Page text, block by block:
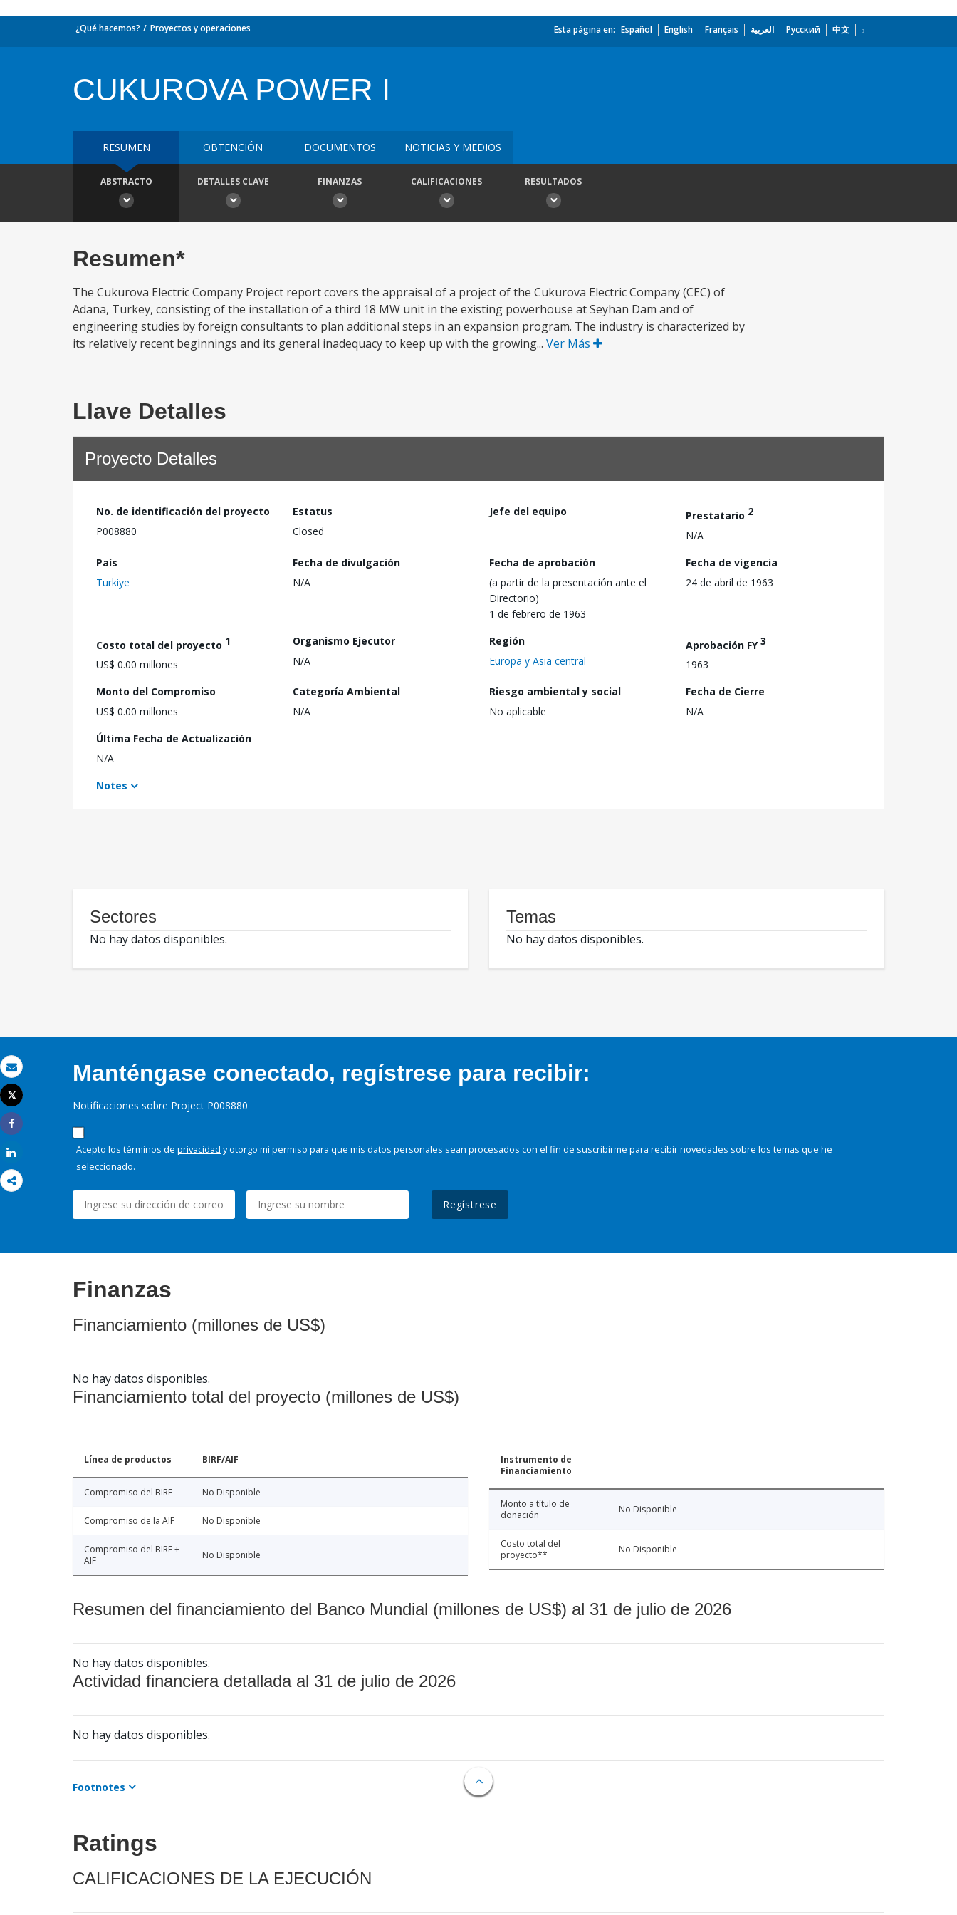
Correo electrónico
Imprimir
Tweet
Share
¿Qué hacemos? Proyectos y operaciones Esta página en: Español English Français العربية Русский 中文
CUKUROVA POWER I
RESUMEN OBTENCIÓN DOCUMENTOS NOTICIAS Y MEDIOS
ABSTRACTO DETALLES CLAVE FINANZAS CALIFICACIONES RESULTADOS
Resumen*
The Cukurova Electric Company Project report covers the appraisal of a project of the Cukurova Electric Company (CEC) of
Adana, Turkey, consisting of the installation of a third 18 MW unit in the existing powerhouse at Seyhan Dam and of
engineering studies by foreign consultants to plan additional steps in an expansion program. The industry is characterized by
its relatively recent beginnings and its general inadequacy to keep up with the growing... Ver Más
Llave Detalles
Proyecto Detalles
No. de identificación del proyecto
P008880
Estatus
Closed
Jefe del equipo Prestatario 2
N/A
País
Turkiye
Fecha de divulgación
N/A
Fecha de aprobación
(a partir de la presentación ante el
Directorio)
1 de febrero de 1963
Fecha de vigencia
24 de abril de 1963
Costo total del proyecto 1
US$ 0.00 millones
Organismo Ejecutor
N/A
Región
Europa y Asia central
Aprobación FY3
1963
Monto del Compromiso
US$ 0.00 millones
Categoría Ambiental
N/A
Riesgo ambiental y social
No aplicable
Fecha de Cierre
N/A
Última Fecha de Actualización
N/A
Notes
Sectores
No hay datos disponibles.
Temas
No hay datos disponibles.
Manténgase conectado, regístrese para recibir:
Notificaciones sobre Project P008880
Acepto los términos de privacidad y otorgo mi permiso para que mis datos personales sean procesados con el fin de suscribirme para recibir novedades sobre los temas que he
seleccionado.
Regístrese
Finanzas
Financiamiento (millones de US$)
No hay datos disponibles.
Financiamiento total del proyecto (millones de US$)
Línea de productos BIRF/AIF
Compromiso del BIRF No Disponible
Compromiso de la AIF No Disponible
Compromiso del BIRF +
AIF
No Disponible
Instrumento de
Financiamiento
Monto a título de
donación
No Disponible
Costo total del
proyecto**
No Disponible
Resumen del financiamiento del Banco Mundial (millones de US$) al 31 de julio de 2026
No hay datos disponibles.
Actividad financiera detallada al 31 de julio de 2026
No hay datos disponibles.
Footnotes
Ratings
CALIFICACIONES DE LA EJECUCIÓN